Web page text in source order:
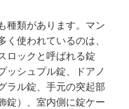
種類があります。マン
使われているのは、
ロックと呼ばれる錠
ッシュプル錠、ドアノ
ラル錠、手元の突起部
錠）、室内側に錠ケー